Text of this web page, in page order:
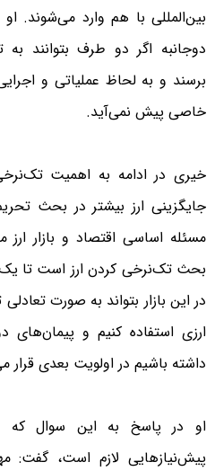
بین‌المللی با هم وارد می‌شوند.
دوجانبه اگر دو طرف بتوانند
برسند و به لحاظ عملیاتی و
خاصی پیش نمی‌آید.
خیری در ادامه به اهمیت
جایگزینی ارز بیشتر در بحث
مسئله اساسی اقتصاد و بازار
بحث تک‌نرخی کردن ارز است تا یک
در این بازار بتواند به صورت
ارزی استفاده کنیم و پیمان‌های
داشته باشیم در اولویت بعدی قرار
او در پاسخ به این سوال که
پیش‌نیازهایی لازم است، گفت: